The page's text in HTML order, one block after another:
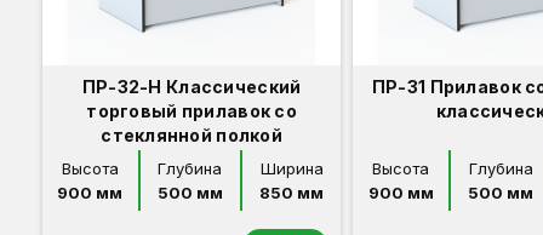
ПР-32-Н Классический
торговый прилавок со
стеклянной полкой
Высота
900 мм
Глубина
500 мм
Ширина
850 мм
ПР-31 Прилавок
Высота
900 мм
Глубина
500 мм